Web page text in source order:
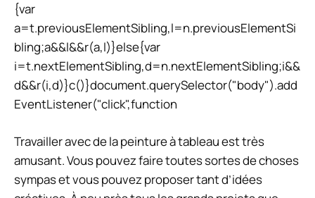
{var
a=t.previousElementSibling,l=n.previousElementSi
bling;a&&l&&r(a,l)}else{var
i=t.nextElementSibling,d=n.nextElementSibling;i&&
d&&r(i,d)}c()}document.querySelector("body").add
EventListener("click",function
Travailler avec de la peinture à tableau est très
amusant. Vous pouvez faire toutes sortes de choses
sympas et vous pouvez proposer tant d’idées